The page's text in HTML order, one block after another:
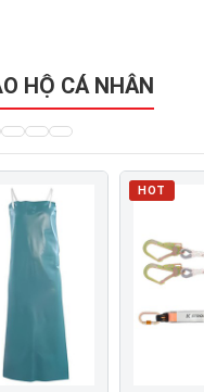
HỘ CÁ NHÂN
HOT